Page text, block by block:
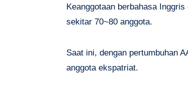
Keanggotaan berbahasa
sekitar 70~80 anggota.
Saat ini, dengan pertumbuhan
anggota ekspatriat.